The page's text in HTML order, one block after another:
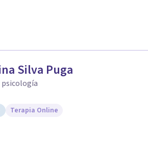
Silva Puga
psicología
Terapia Online